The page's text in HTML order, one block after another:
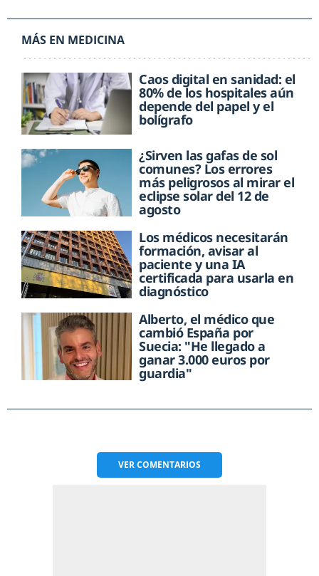
MÁS EN MEDICINA
Caos digital en sanidad: el
80% de los hospitales aún
depende del papel y el
bolígrafo
¿Sirven las gafas de sol
comunes? Los errores
más peligrosos al mirar el
eclipse solar del 12 de
agosto
Los médicos necesitarán
formación, avisar al
paciente y una IA
certificada para usarla en
diagnóstico
Alberto, el médico que
cambió España por
Suecia: "He llegado a
ganar 3.000 euros por
guardia"
VERCOMENTARIOS